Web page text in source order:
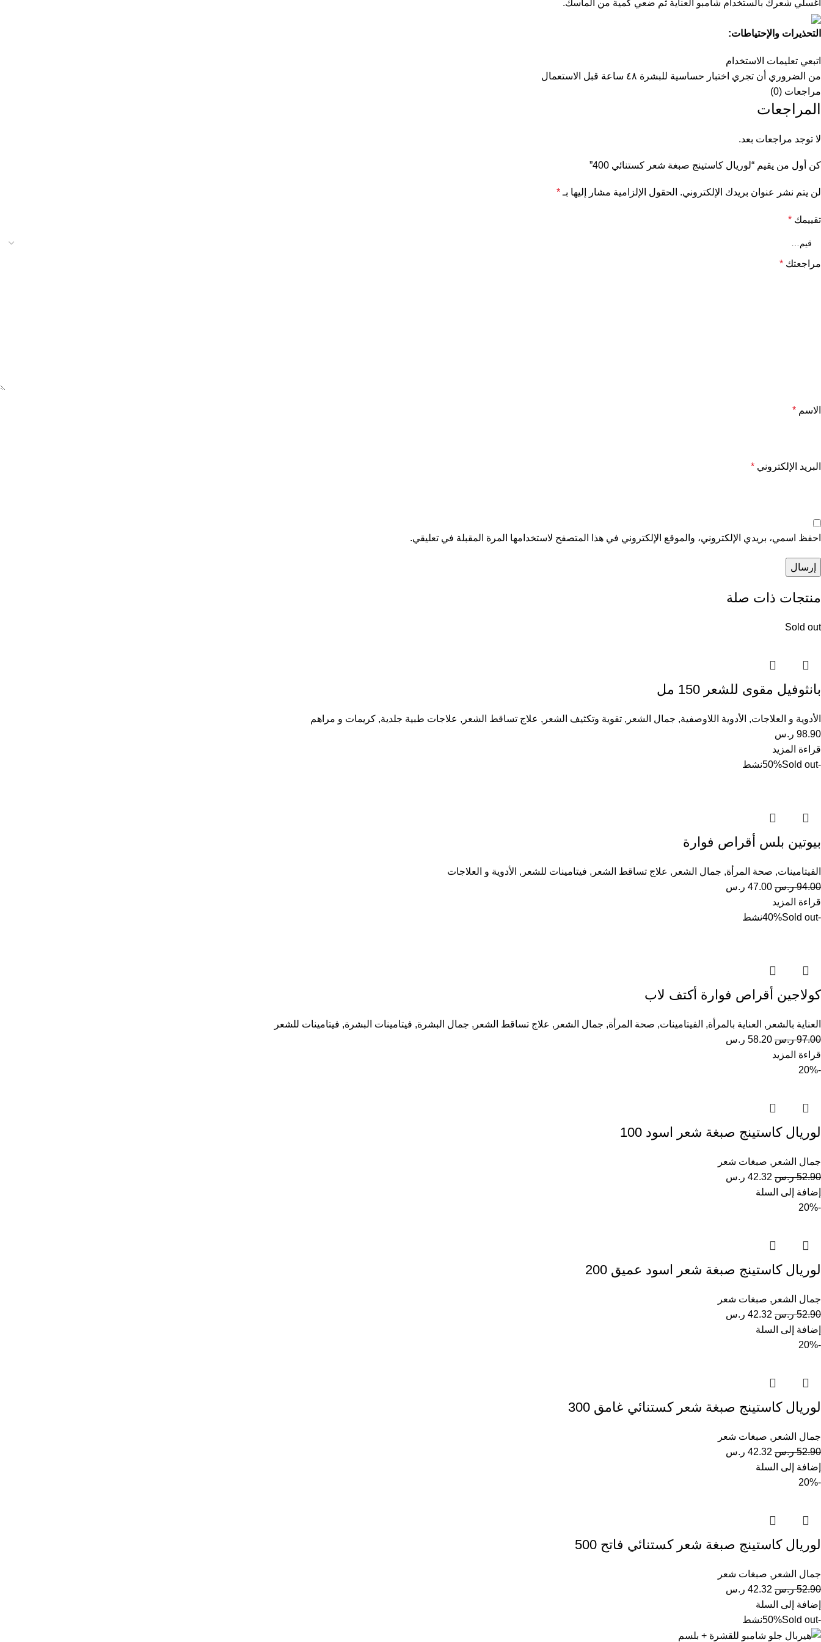
اغسلي شعرك بالستخدام شامبو العناية ثم ضعي كمية من الماسك.
التحذيرات والإحتياطات:
اتبعي تعليمات الاستخدام
من الضروري أن تجري اختبار حساسية للبشرة ٤٨ ساعة قبل الاستعمال
مراجعات (0)
المراجعات
لا توجد مراجعات بعد.
كن أول من يقيم “لوريال كاستينج صبغة شعر كستنائي 400”
لن يتم نشر عنوان بريدك الإلكتروني. الحقول الإلزامية مشار إليها بـ *
تقييمك *
مراجعتك *
الاسم *
البريد الإلكتروني *
احفظ اسمي، بريدي الإلكتروني، والموقع الإلكتروني في هذا المتصفح لاستخدامها المرة المقبلة في تعليقي.
منتجات ذات صلة
Sold out
بانثوفيل مقوى للشعر 150 مل
الأدوية و العلاجات, الأدوية اللاوصفية, جمال الشعر , تقوية وتكثيف الشعر , علاج تساقط الشعر , علاجات طبية جلدية, كريمات و مراهم
98.90 ر.س
قراءة المزيد
-50%
Sold out نشط
بيوتين بلس أقراص فوارة
الفيتامينات, صحة المرأة, جمال الشعر , علاج تساقط الشعر , فيتامينات للشعر , الأدوية و العلاجات
94.00 ر.س 47.00 ر.س
قراءة المزيد
-40%
Sold out نشط
كولاجين أقراص فوارة أكتف لاب
العناية بالشعر , العناية بالمرأة, الفيتامينات, صحة المرأة, جمال الشعر , علاج تساقط الشعر , جمال البشرة, فيتامينات البشرة, فيتامينات للشعر
97.00 ر.س 58.20 ر.س
قراءة المزيد
-20%
لوريال كاستينج صبغة شعر اسود 100
جمال الشعر , صبغات شعر
52.90 ر.س 42.32 ر.س
إضافة إلى السلة
-20%
لوريال كاستينج صبغة شعر اسود عميق 200
جمال الشعر , صبغات شعر
52.90 ر.س 42.32 ر.س
إضافة إلى السلة
-20%
لوريال كاستينج صبغة شعر كستنائي غامق 300
جمال الشعر , صبغات شعر
52.90 ر.س 42.32 ر.س
إضافة إلى السلة
-20%
لوريال كاستينج صبغة شعر كستنائي فاتح 500
جمال الشعر , صبغات شعر
52.90 ر.س 42.32 ر.س
إضافة إلى السلة
-50%
Sold out نشط